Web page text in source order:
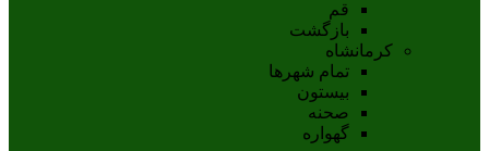
قم
بازگشت
کرمانشاه
تمام شهر‌ها
بیستون
صحنه
گهواره